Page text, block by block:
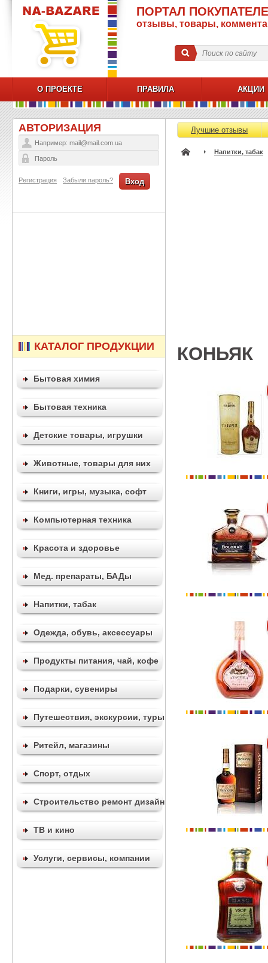
ПОРТАЛ
отзывы, товары,
О ПРОЕКТЕ ПРАВИЛА АКЦИИ
АВТОРИЗАЦИЯ
Вход
Забыли пароль?
Регистрация
КАТАЛОГ ПРОДУКЦИИ
Бытовая химия
Бытовая техника
Детские товары, игрушки
Животные, товары для них
Книги, игры, музыка, софт
Компьютерная техника
Красота и здоровье
Мед. препараты, БАДы
Напитки, табак
Одежда, обувь, аксессуары
Продукты питания, чай, кофе
Подарки, сувениры
Путешествия, экскурсии, туры
Ритейл, магазины
Спорт, отдых
Строительство ремонт дизайн
ТВ и кино
Услуги, сервисы, компании
Лучшие отзывы
Напитки, табак
КОНЬЯК